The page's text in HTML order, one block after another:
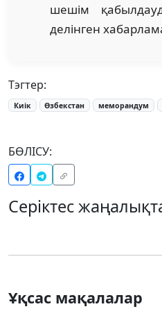
шешім
делінген
Тэгтер:
Киік Өзбекстан меморандум
БӨЛІСУ:
Серіктес
Ұқсас мақалалар